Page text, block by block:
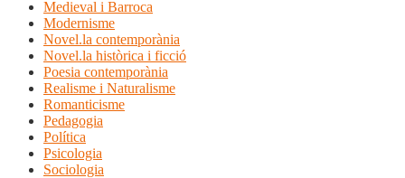
Medieval i Barroca
Modernisme
Novel.la contemporània
Novel.la històrica i ficció
Poesia contemporània
Realisme i Naturalisme
Romanticisme
Pedagogia
Política
Psicologia
Sociologia